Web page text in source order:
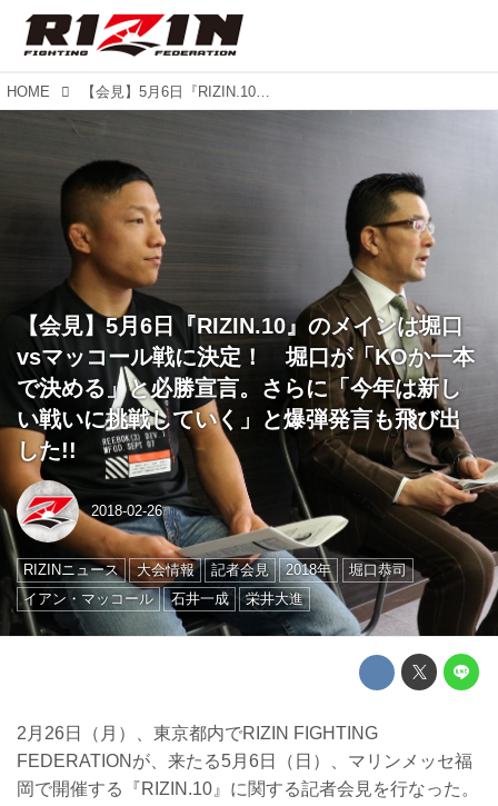
HOME 【会見】5月6日『RIZIN.10』のメインは堀口vsマッコール戦に決定！ 堀口が「KOか一本で決める」と必勝宣言。さらに「今年は新しい戦いに挑戦していく」と爆弾発言も飛び出した!!
【会見】5月6日『RIZIN.10』のメインは堀口
vsマッコール戦に決定！ 堀口が「KOか一本
で決める」と必勝宣言。さらに「今年は新し
い戦いに挑戦していく」と爆弾発言も飛び出
した!!
2018-02-26
RIZINニュース 大会情報 記者会見 2018年
堀口恭司
イアン・マッコール
石井一成 栄井大進
2月26日（月）、東京都内でRIZIN FIGHTING
FEDERATIONが、来たる5月6日（日）、マリンメッセ福
岡で開催する『RIZIN.10』に関する記者会見を行なった。